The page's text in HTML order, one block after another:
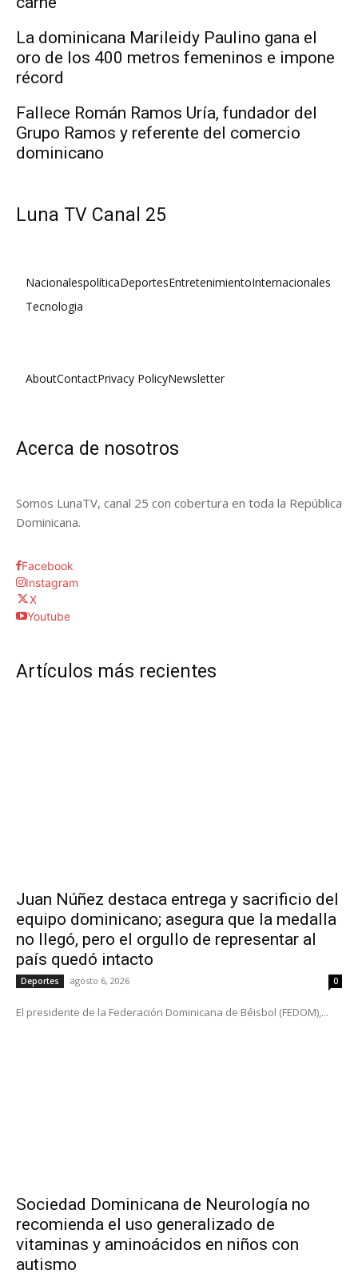
La dominicana Marileidy Paulino gana el
oro de los 400 metros femeninos e impone
récord
Fallece Román Ramos Uría, fundador del
Grupo Ramos y referente del comercio
dominicano
Luna TV Canal 25
NacionalespolíticaDeportesEntretenimientoInternacionales
Tecnologia
AboutContactPrivacy PolicyNewsletter
Acerca de nosotros
Somos LunaTV, canal 25 con cobertura en toda la República
Dominicana.
Facebook
Instagram
X
Youtube
Artículos más recientes
Juan Núñez destaca entrega y sacrificio del
equipo dominicano; asegura que la medalla
no llegó, pero el orgullo de representar al
país quedó intacto
Deportes agosto 6, 2026 0
El presidente de la Federación Dominicana de Béisbol (FEDOM),...
Sociedad Dominicana de Neurología no
recomienda el uso generalizado de
vitaminas y aminoácidos en niños con
autismo